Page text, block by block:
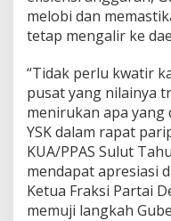
melobi dan
tetap mengalir ke
“Tidak perlu kwatir
pusat yang nilainya
menirukan apa
YSK dalam rapat
KUA/PPAS Sulut
mendapat apresiasi
Ketua Fraksi Partai
memuji langkah